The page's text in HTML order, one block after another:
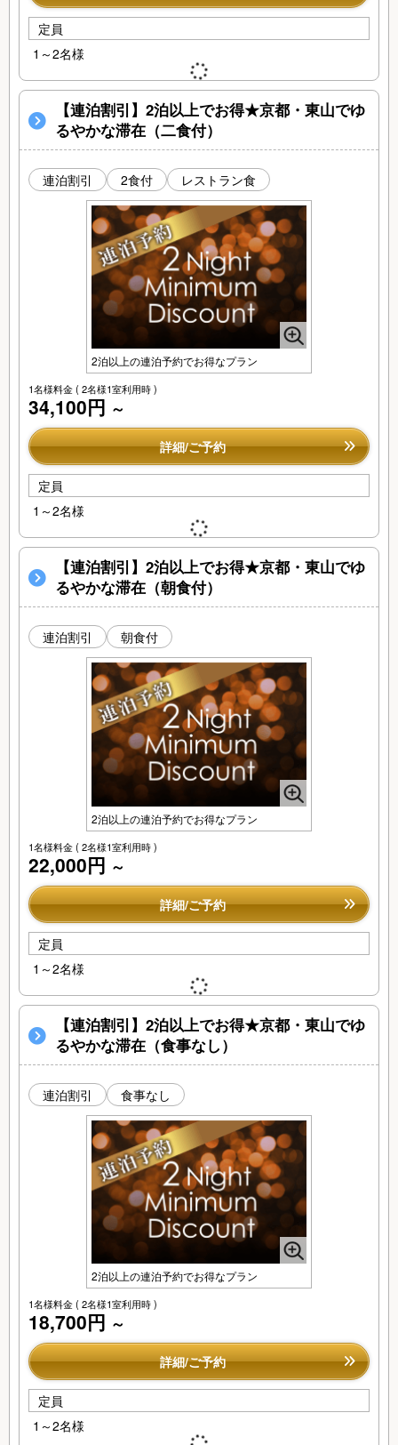
定員
1～2名様
【連泊割引】2泊以上でお得★京都・東山でゆ
るやかな滞在（二食付）
連泊割引 2食付 レストラン食
2泊以上の連泊予約でお得なプラン
1名様料金( 2名様1室利用時 )
34,100円 ～
詳細/ご予約
定員
1～2名様
【連泊割引】2泊以上でお得★京都・東山でゆ
るやかな滞在（朝食付）
連泊割引 朝食付
2泊以上の連泊予約でお得なプラン
1名様料金( 2名様1室利用時 )
22,000円 ～
詳細/ご予約
定員
1～2名様
【連泊割引】2泊以上でお得★京都・東山でゆ
るやかな滞在（食事なし）
連泊割引 食事なし
2泊以上の連泊予約でお得なプラン
1名様料金( 2名様1室利用時 )
18,700円 ～
詳細/ご予約
定員
1～2名様